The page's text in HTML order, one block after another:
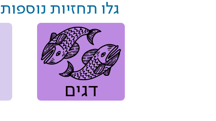
גלו תחזיות נוספות
דגים